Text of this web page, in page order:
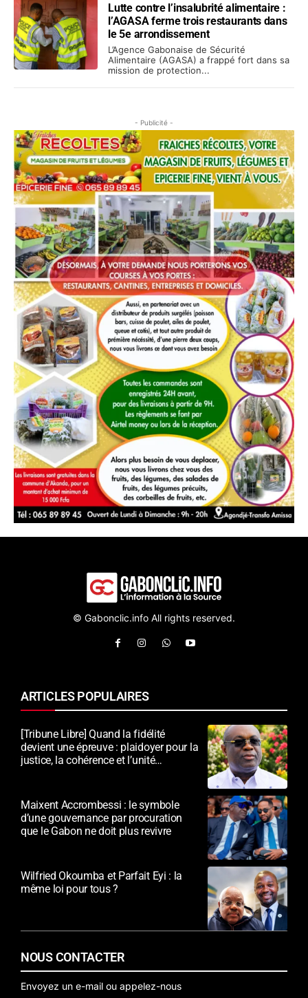
Lutte contre l’insalubrité alimentaire :
l’AGASA ferme trois restaurants dans
le 5e arrondissement
L’Agence Gabonaise de Sécurité
Alimentaire (AGASA) a frappé fort dans sa
mission de protection...
- Publicité -
© Gabonclic.info All rights reserved.
ARTICLES POPULAIRES
[Tribune Libre] Quand la fidélité
devient une épreuve : plaidoyer pour la
justice, la cohérence et l’unité
Maixent Accrombessi : le symbole
d’une gouvernance par procuration
que le Gabon ne doit plus revivre
Wilfried Okoumba et Parfait Eyi : la
même loi pour tous ?
NOUS CONTACTER
Envoyez un e-mail ou appelez-nous